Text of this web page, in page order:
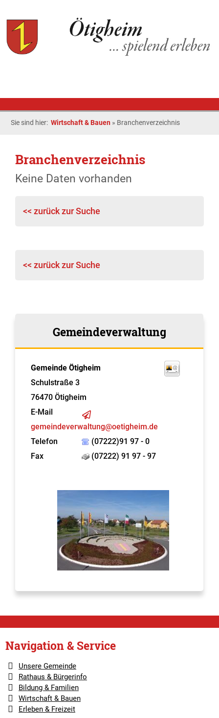
Sie sind hier:Wirtschaft & Bauen » Branchenverzeichnis
Branchenverzeichnis
Keine Daten vorhanden
<< zurück zur Suche
<< zurück zur Suche
Gemeindeverwaltung
Gemeinde Ötigheim
Schulstraße 3
76470 Ötigheim
E-Mail
gemeindeverwaltung@oetigheim.de
Telefon
(07222)91 97 - 0
Fax
(07222) 91 97 - 97
Navigation & Service
Unsere Gemeinde
Rathaus & Bürgerinfo
Bildung & Familien
Wirtschaft & Bauen
Erleben & Freizeit